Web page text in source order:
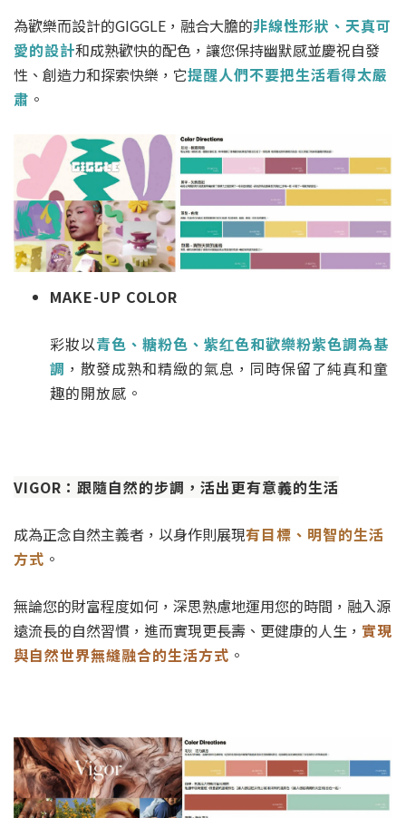
為歡樂而設計的GIGGLE，融合大膽的非線性形狀、天真可
愛的設計和成熟歡快的配色，讓您保持幽默感並慶祝自發
性、創造力和探索快樂，它提醒⼈們不要把⽣活看得太嚴
肅 。
MAKE-UP COLOR
彩妝以青色、糖粉色、紫红色和歡樂粉紫色調為基
調 ，散發成熟和精緻的氣息，同時保留了純真和童
趣的開放感。
VIGOR：跟隨自然的步調，活出更有意義的生活
成為正念自然主義者，以身作則展現有目標、明智的生活
方式 。
無論您的財富程度如何，深思熟慮地運用您的時間，融入源
遠流長的自然習慣，進而實現更長壽、更健康的人生， 實現
與自然世界無縫融合的生活方式 。